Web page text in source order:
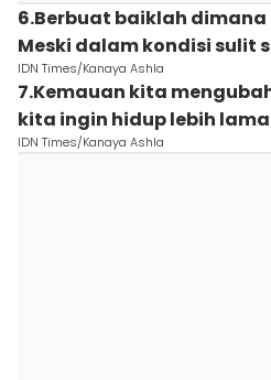
6.Berbuat baiklah
Meski dalam kondisi sulit
IDN Times/Kanaya Ashla
7.Kemauan kita
kita ingin hidup lebih
IDN Times/Kanaya Ashla